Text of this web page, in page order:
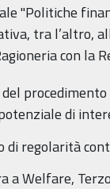
"Politiche
tra l’altro,
con la
di
di regolarità
a Welfare,